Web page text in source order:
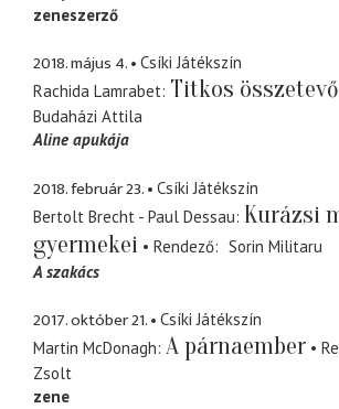
zeneszerző
2018. május 4.
Csíki Játékszín
Rachida Lamrabet Titkos
Budaházi Attila
Aline apukája
2018. február 23.
Csíki Játékszín
Bertolt Brecht - Paul Dessau Kurázsi
gyermekei
Rendező
Sorin Militaru
A szakács
2017. október 21.
Csíki Játékszín
Martin McDonagh A párnaember
Zsolt
zene